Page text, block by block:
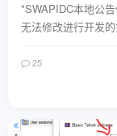
*SWAPIDC本地公
无法修改进行开发
25